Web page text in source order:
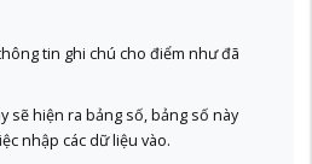
tin ghi chú cho điểm như đã
sẽ hiện ra bảng số, bảng số này
nhập các dữ liệu vào.